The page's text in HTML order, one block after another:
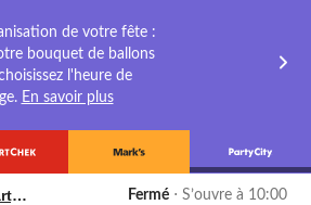
de votre fête :
bouquet de ballons
l'heure de
En savoir plus
City Fermé ⋅ S’ouvre à 10:00